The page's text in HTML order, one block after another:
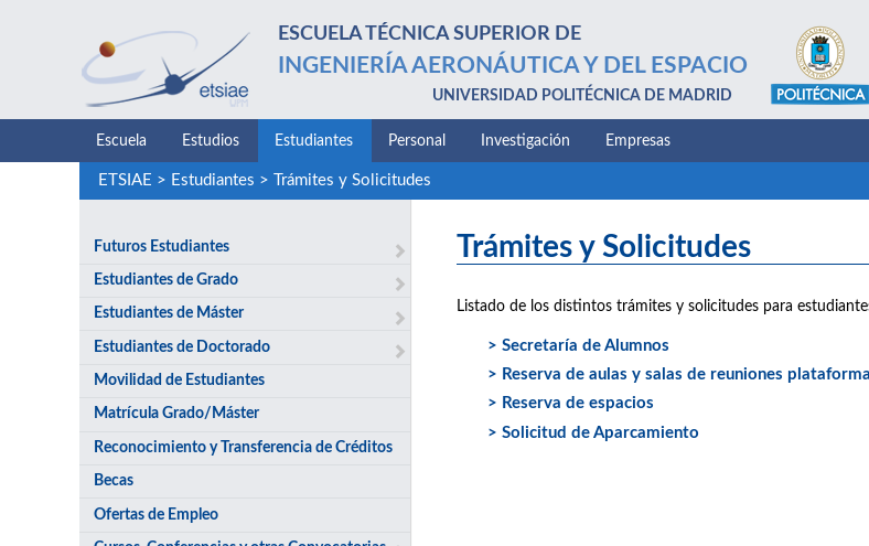
ESCUELA TÉCNICA SUPERIOR DE
INGENIERÍA AERONÁUTICA Y DEL ESPACIO
UNIVERSIDAD POLITÉCNICA DE MADRID
Escuela Estudios Estudiantes Personal Investigación Empresas
ETSIAE > Estudiantes > Trámites y Solicitudes
Futuros Estudiantes
Estudiantes de Grado
Estudiantes de Máster
Estudiantes de Doctorado
Movilidad de Estudiantes
Matrícula Grado/Máster
Reconocimiento y Transferencia de Créditos
Becas
Ofertas de Empleo
Trámites y Solicitudes
Listado de los distintos trámites y solicitudes para
> Secretaría de Alumnos
> Reserva de aulas y salas de reuniones
> Reserva de espacios
> Solicitud de Aparcamiento